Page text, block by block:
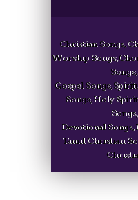
Christian Songs,
Worship Songs,
Gospel Songs,
Songs, Holy
Devotional Songs,
Tamil Christian